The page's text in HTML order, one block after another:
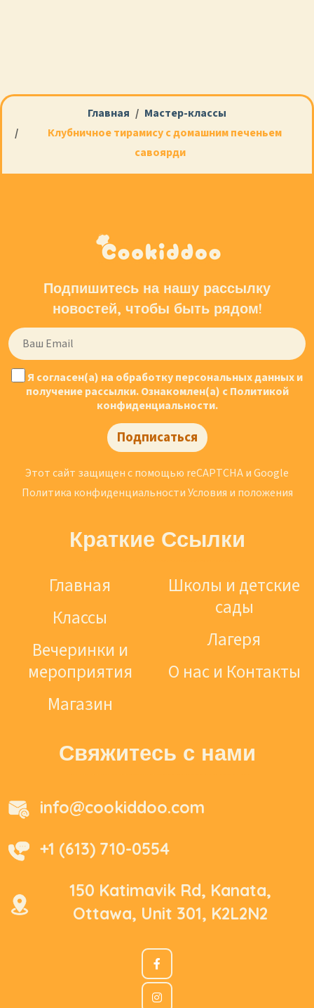
Главная
Мастер-классы
Клубничное тирамису с домашним печеньем
савоярди
Подпишитесь на нашу рассылку
новостей, чтобы быть рядом!
Я согласен(а) на обработку персональных данных и
получение рассылки. Ознакомлен(а) с Политикой
конфиденциальности.
Подписаться
Этот сайт защищен с помощью reCAPTCHA и Google
Политика конфиденциальностиУсловия и положения
Краткие Ссылки
Главная
Классы
Вечеринки и
мероприятия
Магазин
Школы и детские
сады
Лагеря
О нас и Контакты
Свяжитесь с нами
info@cookiddoo.com
+1 (613) 710-0554
150 Katimavik Rd, Kanata,
Ottawa, Unit 301, K2L2N2